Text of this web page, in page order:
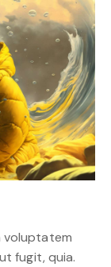
voluptatem
fugit, quia.